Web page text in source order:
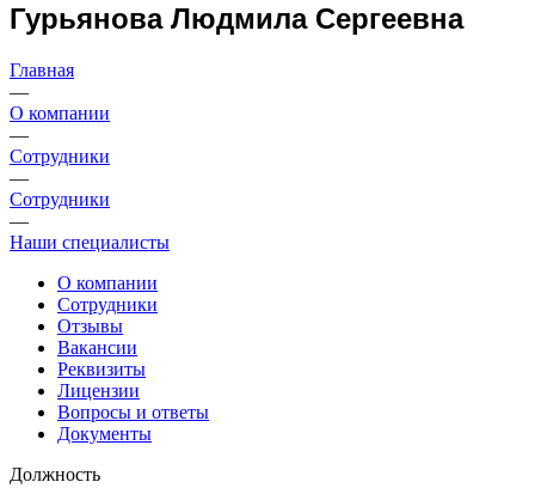
Гурьянова Людмила Сергеевна
Главная
—
О компании
—
Сотрудники
—
Сотрудники
—
Наши специалисты
О компании
Сотрудники
Отзывы
Вакансии
Реквизиты
Лицензии
Вопросы и ответы
Документы
Должность